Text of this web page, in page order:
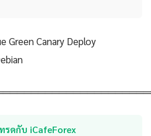
Green Canary Deploy
รดกับ iCafeForex